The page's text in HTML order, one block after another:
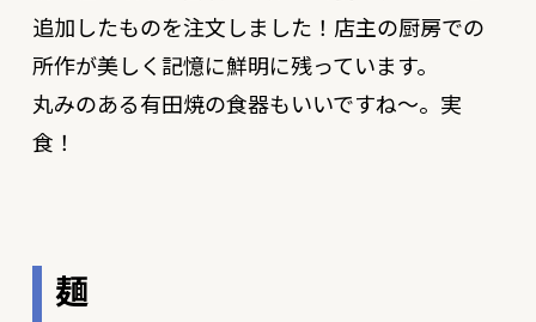
追加したものを注文しました！店主の厨房での
所作が美しく記憶に鮮明に残っています。
丸みのある有田焼の食器もいいですね〜。実
食！
麺